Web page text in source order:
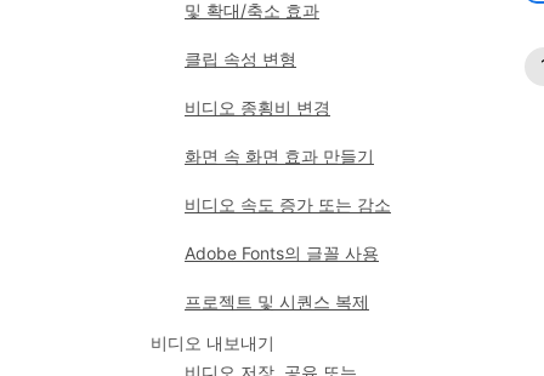
및 확대/축소 효과
클립 속성 변형
비디오 종횡비 변경
화면 속 화면 효과 만들기
비디오 속도 증가 또는 감소
Adobe Fonts의 글꼴 사용
프로젝트 및 시퀀스 복제
비디오 내보내기
비디오 저장, 공유 또는